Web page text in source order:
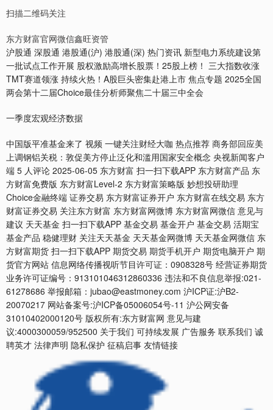
扫描二维码关注
东方财富官网微信鑫旺资管
沪股通 深股通 港股通(沪) 港股通(深) 热门资讯 新型电力系统建设第
一批试点工作开展 股权激励高增长股票！25股上榜！ 三大指数收涨
TMT赛道领涨 持续火热！A股巨头密集赴港上市 焦点专题 2025全国
两会第十二届Choice最佳分析师聚焦二十届三中全会
一季度宏观经济数据
中国版平准基金来了 视频 一键关注财经大咖 热点推荐 商务部回应美
上调钢铝关税：敦促美方停止泛化和滥用国家安全概念 央视新闻客户
端 5 人评论 2025-06-05 东方财富 扫一扫下载APP 东方财富产品 东
方财富免费版 东方财富Level-2 东方财富策略版 妙想投研助理
Choice金融终端 证券交易 东方财富证券开户 东方财富在线交易 东方
财富证券交易 关注东方财富 东方财富网微博 东方财富网微信 意见与
建议 天天基金 扫一扫下载APP 基金交易 基金开户 基金交易 活期宝
基金产品 稳健理财 关注天天基金 天天基金网微博 天天基金网微信 东
方财富期货 扫一扫下载APP 期货交易 期货手机开户 期货电脑开户 期
货官方网站 信息网络传播视听节目许可证：0908328号 经营证券期货
业务许可证编号：913101046312860336 违法和不良信息举报:021-
61278686 举报邮箱：jubao@eastmoney.com 沪ICP证:沪B2-
20070217 网站备案号:沪ICP备05006054号-11 沪公网安备
31010402000120号 版权所有:东方财富网 意见与建
议:4000300059/952500 关于我们 可持续发展 广告服务 联系我们 诚
聘英才 法律声明 隐私保护 征稿启事 友情链接